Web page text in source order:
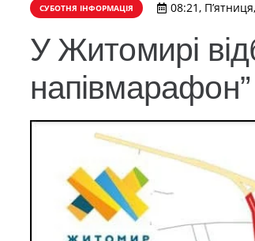
СУБОТНЯ ІНФОРМАЦІЯ 08:21,
У Житомирі
напівмарафон”